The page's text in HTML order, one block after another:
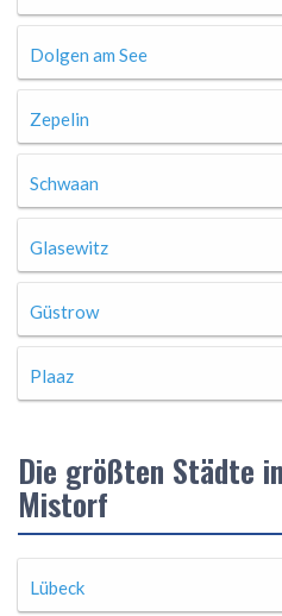
Dolgen am See
Zepelin
Schwaan
Glasewitz
Güstrow
Plaaz
Die größten Städte
Mistorf
Lübeck